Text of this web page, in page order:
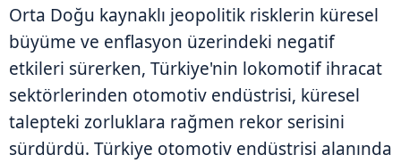
Orta Doğu kaynaklı jeopolitik risklerin küresel
büyüme ve enflasyon üzerindeki negatif
etkileri sürerken, Türkiye'nin lokomotif ihracat
sektörlerinden otomotiv endüstrisi, küresel
talepteki zorluklara rağmen rekor serisini
sürdürdü. Türkiye otomotiv endüstrisi alanında